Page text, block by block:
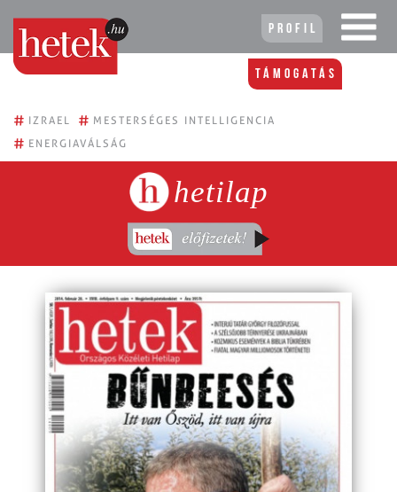
Profil
Támogatás
# IZRAEL # MESTERSÉGES INTELLIGENCIA
# ENERGIAVÁLSÁG
hetilap